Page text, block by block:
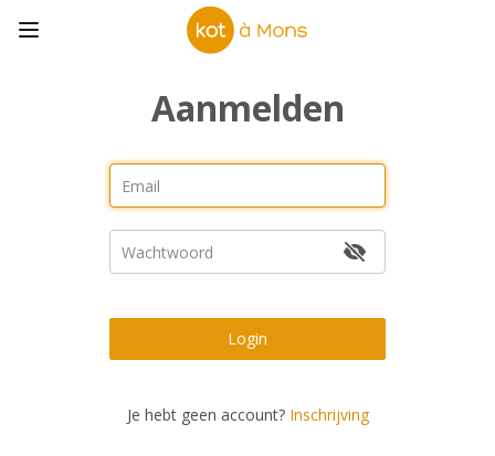
Aanmelden
Login
Je hebt geen account? Inschrijving